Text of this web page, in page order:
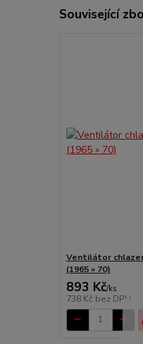
Související
Ventilátor
(1965 » 70)
893 Kč/ks
738 Kč bez DPH